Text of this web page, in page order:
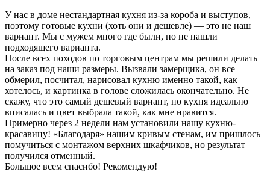
У нас в доме нестандартная кухня из-за короба и выступов,
поэтому готовые кухни (хоть они и дешевле) — это не наш
вариант. Мы с мужем много где были, но не нашли
подходящего варианта.
После всех походов по торговым центрам мы решили делать
на заказ под наши размеры. Вызвали замерщика, он все
обмерил, посчитал, нарисовал кухню именно такой, как
хотелось, и картинка в голове сложилась окончательно. Не
скажу, что это самый дешевый вариант, но кухня идеально
вписалась и цвет выбрала такой, как мне нравится.
Примерно через 2 недели нам установили нашу кухню-
красавицу! «Благодаря» нашим кривым стенам, им пришлось
помучиться с монтажом верхних шкафчиков, но результат
получился отменный.
Большое всем спасибо! Рекомендую!